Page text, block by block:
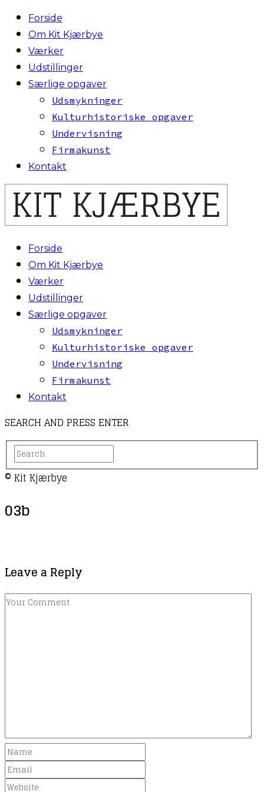
Forside
Om Kit Kjærbye
Værker
Udstillinger
Særlige opgaver
Udsmykninger
Kulturhistoriske opgaver
Undervisning
Firmakunst
Kontakt
Forside
Om Kit Kjærbye
Værker
Udstillinger
Særlige opgaver
Udsmykninger
Kulturhistoriske opgaver
Undervisning
Firmakunst
Kontakt
SEARCH AND PRESS ENTER
© Kit Kjærbye
03b
Leave a Reply